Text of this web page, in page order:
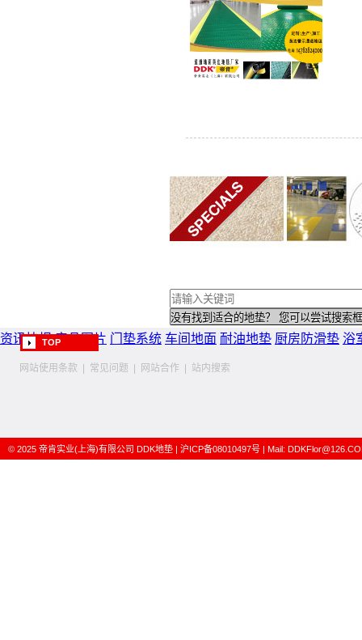
网站使用条款 常见问题 网站合作 站内搜索
© 2025 帝肯实业(上海)有限公司 DDK地垫 | 沪ICP备08010497号 | Mail:
TOP
资讯快报 产品图片 门垫系统 车间地面 耐油地垫 厨房防滑垫 浴